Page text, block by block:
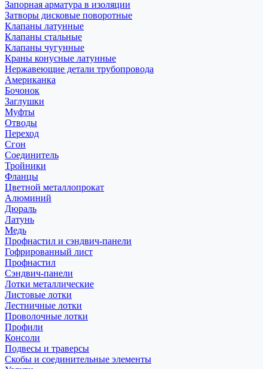
Запорная арматура в изоляции
Затворы дисковые поворотные
Клапаны латунные
Клапаны стальные
Клапаны чугунные
Краны конусные латунные
Нержавеющие детали трубопровода
Американка
Бочонок
Заглушки
Муфты
Отводы
Переход
Сгон
Соединитель
Тройники
Фланцы
Цветной металлопрокат
Алюминий
Дюраль
Латунь
Медь
Профнастил и сэндвич-панели
Гофрированный лист
Профнастил
Сэндвич-панели
Лотки металлические
Листовые лотки
Лестничные лотки
Проволочные лотки
Профили
Консоли
Подвесы и траверсы
Скобы и соединительные элементы